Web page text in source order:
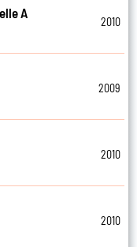
A
2010
2009
2010
2010